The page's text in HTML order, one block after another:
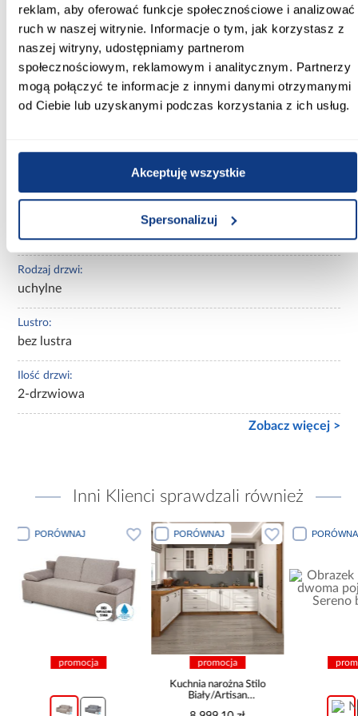
reklam, aby oferować funkcje społecznościowe i analizować
ruch w naszej witrynie. Informacje o tym, jak korzystasz z
naszej witryny, udostępniamy partnerom
społecznościowym, reklamowym i analitycznym. Partnerzy
mogą połączyć te informacje z innymi danymi otrzymanymi
od Ciebie lub uzyskanymi podczas korzystania z ich usług.
Akceptuję wszystkie
Spersonalizuj
Wysokość [cm]:
245.50
Kolor frontów:
beżowy
Kolor korpusu:
prosta
Rodzaj drzwi:
uchylne
Lustro:
bez lustra
Ilość drzwi:
2-drzwiowa
Zobacz więcej >
Inni Klienci sprawdzali również
PORÓWNAJ
promocja
Biały/Artisan
265x300x180 Cm
PORÓWNAJ
promocja